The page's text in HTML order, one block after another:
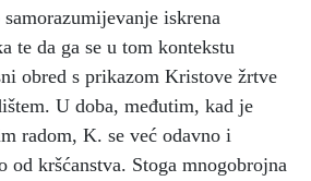
iskrena
te da ga se u tom kontekstu
obred s prikazom Kristove žrtve
U doba, međutim, kad je
radom, K. se već odavno i
od kršćanstva. Stoga mnogobrojna